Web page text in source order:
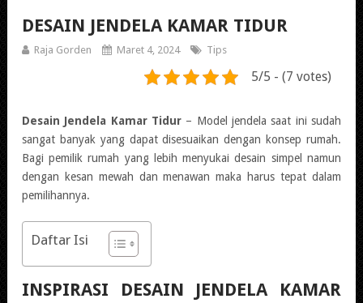
DESAIN JENDELA KAMAR TIDUR
Raja Gorden Maret 4, 2024 Tips
5/5 - (7 votes)
Desain Jendela Kamar Tidur – Model jendela saat ini sudah
sangat banyak yang dapat disesuaikan dengan konsep rumah.
Bagi pemilik rumah yang lebih menyukai desain simpel namun
dengan kesan mewah dan menawan maka harus tepat dalam
pemilihannya.
Daftar Isi
INSPIRASI
DESAIN JENDELA KAMAR